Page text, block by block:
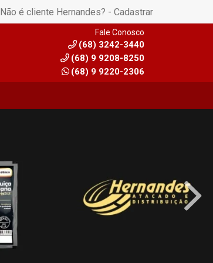
Não é cliente Hernandes? - Cadastrar
Fale Conosco
(68) 3242-3440
(68) 9 9208-8250
(68) 9 9220-2306